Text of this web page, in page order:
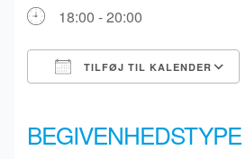
18:00 - 20:00
TILFØJ TIL KALENDER
BEGIVENHEDSTYPE